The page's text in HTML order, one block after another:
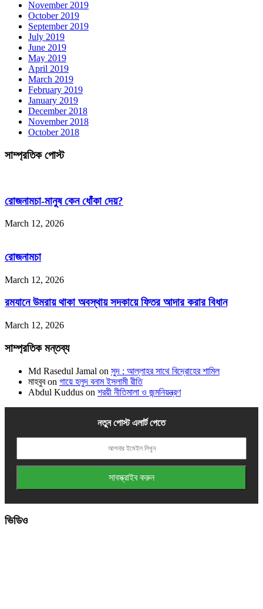
November 2019
October 2019
September 2019
July 2019
June 2019
May 2019
April 2019
March 2019
February 2019
January 2019
December 2018
November 2018
October 2018
সাম্প্রতিক পোস্ট
রোজনামচা-মানুষ কেন ধোঁকা দেয়?
March 12, 2026
রোজনামচা
March 12, 2026
রমযানে উমরায় থাকা অবস্থায় সদকায়ে ফিতর আদার করার বিধান
March 12, 2026
সাম্প্রতিক মন্তব্য
Md Rasedul Jamal on সুদ : আল্লাহর সাথে বিদ্রোহের শামিল
মাহবুবon গায়ে হলুদ বনাম ইসলামী রীতি
Abdul Kuddus on শরয়ী নীতিমালা ও জন্মনিয়ন্ত্রণ
নতুন পোস্ট এলার্ট পেতে
ভিডিও